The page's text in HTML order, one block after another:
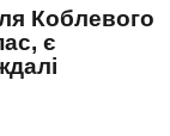
Коблевого
є